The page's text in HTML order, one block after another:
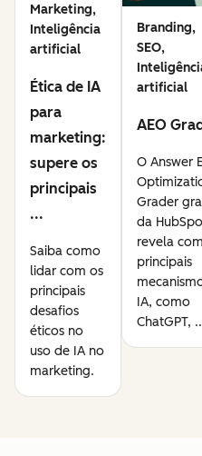
Marketing,
Inteligência
artificial
Ética de IA
para
marketing:
supere os
principais
...
Saiba como
lidar com os
principais
desafios
éticos no
uso de IA no
marketing.
Branding,
SEO,
artificial
AEO
O Answer
Grader
da
revela
principais
IA, como
ChatGPT,